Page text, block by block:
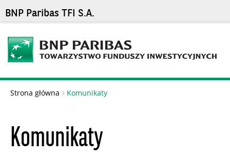
BNP Paribas TFI S.A.
Strona główna Komunikaty
Komunikaty